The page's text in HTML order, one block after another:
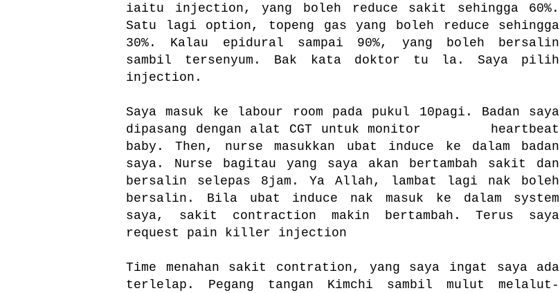
iaitu injection, yang boleh reduce sakit sehingga 60%.
Satu lagi option, topeng gas yang boleh reduce sehingga
30%. Kalau epidural sampai 90%, yang boleh bersalin
sambil tersenyum. Bak kata doktor tu la. Saya pilih
injection.
Saya masuk ke labour room pada pukul 10pagi. Badan saya
dipasang dengan alat CGT untuk monitor heartbeat
baby. Then, nurse masukkan ubat induce ke dalam badan
saya. Nurse bagitau yang saya akan bertambah sakit dan
bersalin selepas 8jam. Ya Allah, lambat lagi nak boleh
bersalin. Bila ubat induce nak masuk ke dalam system
saya, sakit contraction makin bertambah. Terus saya
request pain killer injection
Time menahan sakit contration, yang saya ingat saya ada
terlelap. Pegang tangan Kimchi sambil mulut melalut-